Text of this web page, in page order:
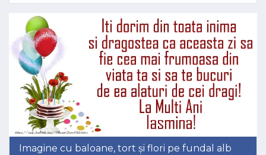
Imagine cu baloane, tort și flori pe fundal alb